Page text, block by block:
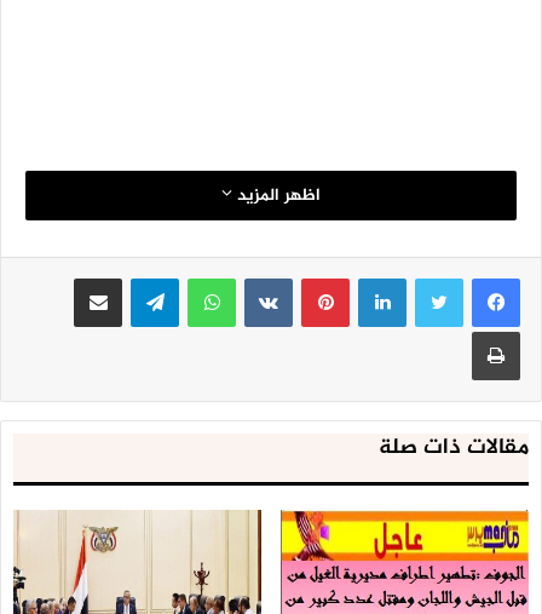
اظهر المزيد
لينكدإنبينتيريست واتساب تيلقرام مشاركة عبر البريد
طباعة
مقالات ذات صلة